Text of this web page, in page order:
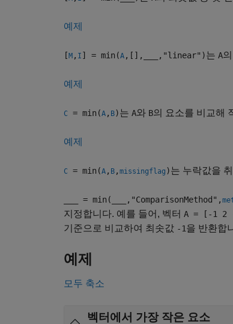
예제
[ M , I ] = min(A ,[], ,"linear")는 A
예제
C = min(A , B)는 A와 B의 요소를 비교해
예제
C = min(A , B , missingflag )는 누락값을
= min( ,"ComparisonMethod",
지정합니다. 예를 들어, 벡터 A = [-1 2
기준으로 비교하여 최솟값 -1을 반환합
예제
모두 축소
벡터에서 가장 작은 요소